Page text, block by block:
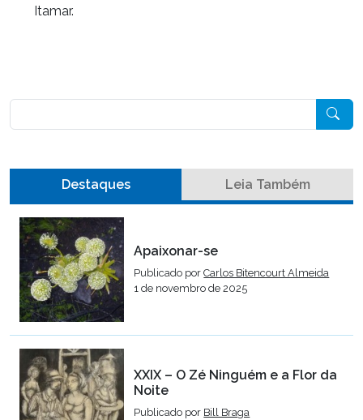
Itamar.
Destaques Leia Também
Apaixonar-se
Publicado porCarlos Bitencourt Almeida
1 de novembro de 2025
XXIX – O Zé Ninguém e a Flor da
Noite
Publicado por Bill Braga